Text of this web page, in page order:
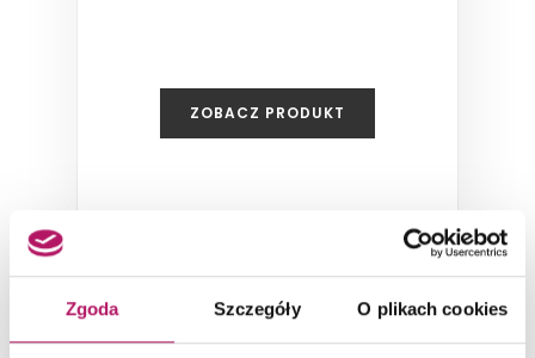
Zgoda Szczegóły O plikach cookies
ZOBACZ PRODUKT